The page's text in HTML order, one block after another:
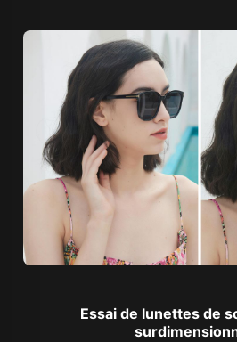
Essai de lunettes de